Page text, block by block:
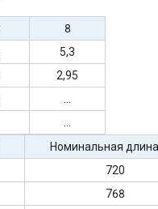
8
5,3
2,95
Номинальная
720
768